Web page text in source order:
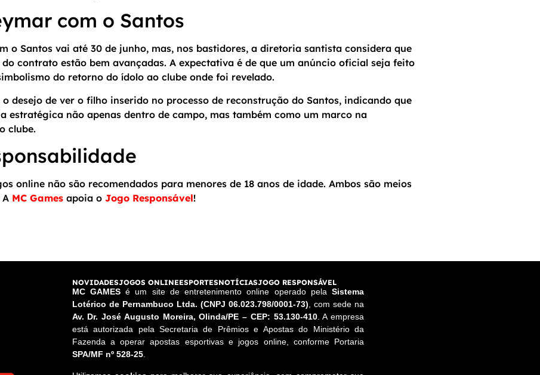
com o Santos
o Santos vai até 30 de junho, mas, nos bastidores, a diretoria santista considera que
contrato estão bem avançadas. A expectativa é de que um anúncio oficial seja feito
do retorno do ídolo ao clube onde foi revelado.
desejo de ver o filho inserido no processo de reconstrução do Santos, indicando que
estratégica não apenas dentro de campo, mas também como um marco na
clube.
online não são recomendados para menores de 18 anos de idade. Ambos são meios
MC Gamesapoia o Jogo Responsável!
NOVIDADESJOGOS ONLINEESPORTESNOTÍCIASJOGO RESPONSÁVEL
MC GAMESé um site de entretenimento online operado pelaSistema
Lotérico de Pernambuco Ltda. (CNPJ 06.023.798/0001-73), com sede na
Av. Dr. José Augusto Moreira, Olinda/PE – CEP: 53.130-410. A empresa
está autorizada pela Secretaria de Prêmios e Apostas do Ministério da
Fazenda a operar apostas esportivas e jogos online, conforme Portaria
SPA/MF nº 528-25.